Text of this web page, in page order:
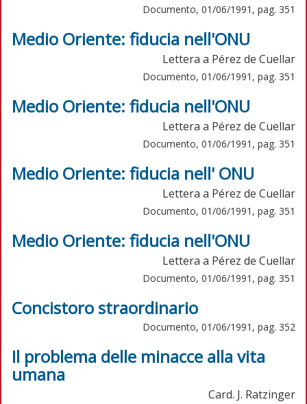
Documento, 01/06/1991, pag. 351
Medio Oriente: fiducia nell'ONU
Lettera a Pérez de Cuellar
Documento, 01/06/1991, pag. 351
Medio Oriente: fiducia nell'ONU
Lettera a Pérez de Cuellar
Documento, 01/06/1991, pag. 351
Medio Oriente: fiducia nell' ONU
Lettera a Pérez de Cuellar
Documento, 01/06/1991, pag. 351
Medio Oriente: fiducia nell'ONU
Lettera a Pérez de Cuellar
Documento, 01/06/1991, pag. 351
Concistoro straordinario
Documento, 01/06/1991, pag. 352
Il problema delle minacce alla vita
umana
Card. J. Ratzinger